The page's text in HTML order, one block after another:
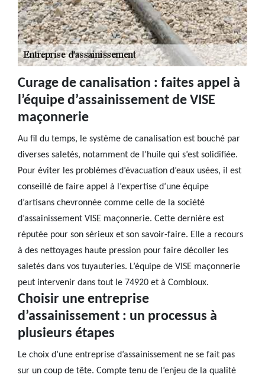
Curage de canalisation : faites appel à
l’équipe d’assainissement de VISE
maçonnerie
Au fil du temps, le système de canalisation est bouché par
diverses saletés, notamment de l’huile qui s’est solidifiée.
Pour éviter les problèmes d’évacuation d’eaux usées, il est
conseillé de faire appel à l’expertise d’une équipe
d’artisans chevronnée comme celle de la société
d’assainissement VISE maçonnerie. Cette dernière est
réputée pour son sérieux et son savoir-faire. Elle a recours
à des nettoyages haute pression pour faire décoller les
saletés dans vos tuyauteries. L’équipe de VISE maçonnerie
peut intervenir dans tout le 74920 et à Combloux.
Choisir une entreprise
d’assainissement : un processus à
plusieurs étapes
Le choix d’une entreprise d’assainissement ne se fait pas
sur un coup de tête. Compte tenu de l’enjeu de la qualité